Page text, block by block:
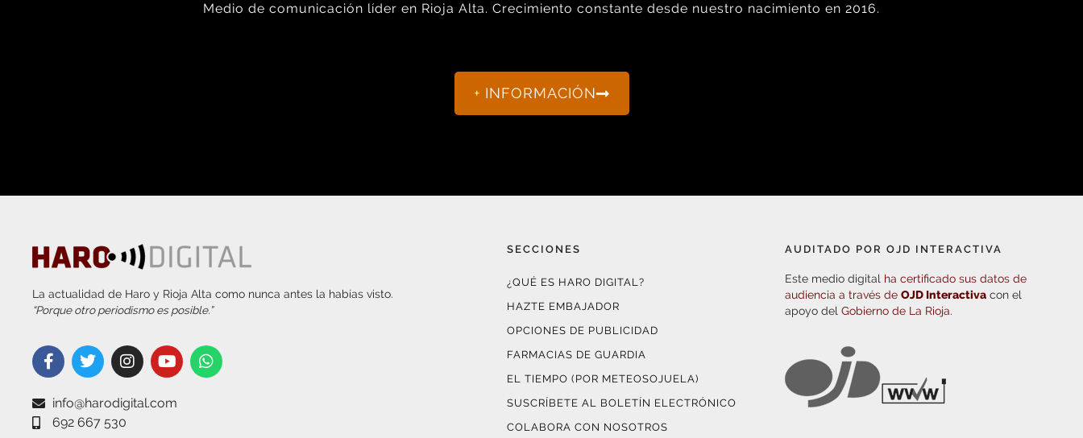
Medio de comunicación líder en Rioja Alta. Crecimiento constante desde nuestro nacimiento en 2016.
+ INFORMACIÓN
La actualidad de Haro y Rioja Alta como nunca antes la habías visto.
“Porque otro periodismo es posible.”
info@harodigital.com
692 667 530
SECCIONES
¿QUÉ ES HARO DIGITAL?
HAZTE EMBAJADOR
OPCIONES DE PUBLICIDAD
FARMACIAS DE GUARDIA
EL TIEMPO (POR METEOSOJUELA)
SUSCRÍBETE AL BOLETÍN ELECTRÓNICO
COLABORA CON NOSOTROS
AUDITADO POR OJD INTERACTIVA
Este medio digital ha certificado sus datos de
audiencia a través deOJD Interactiva con el
apoyo delGobierno de La Rioja.